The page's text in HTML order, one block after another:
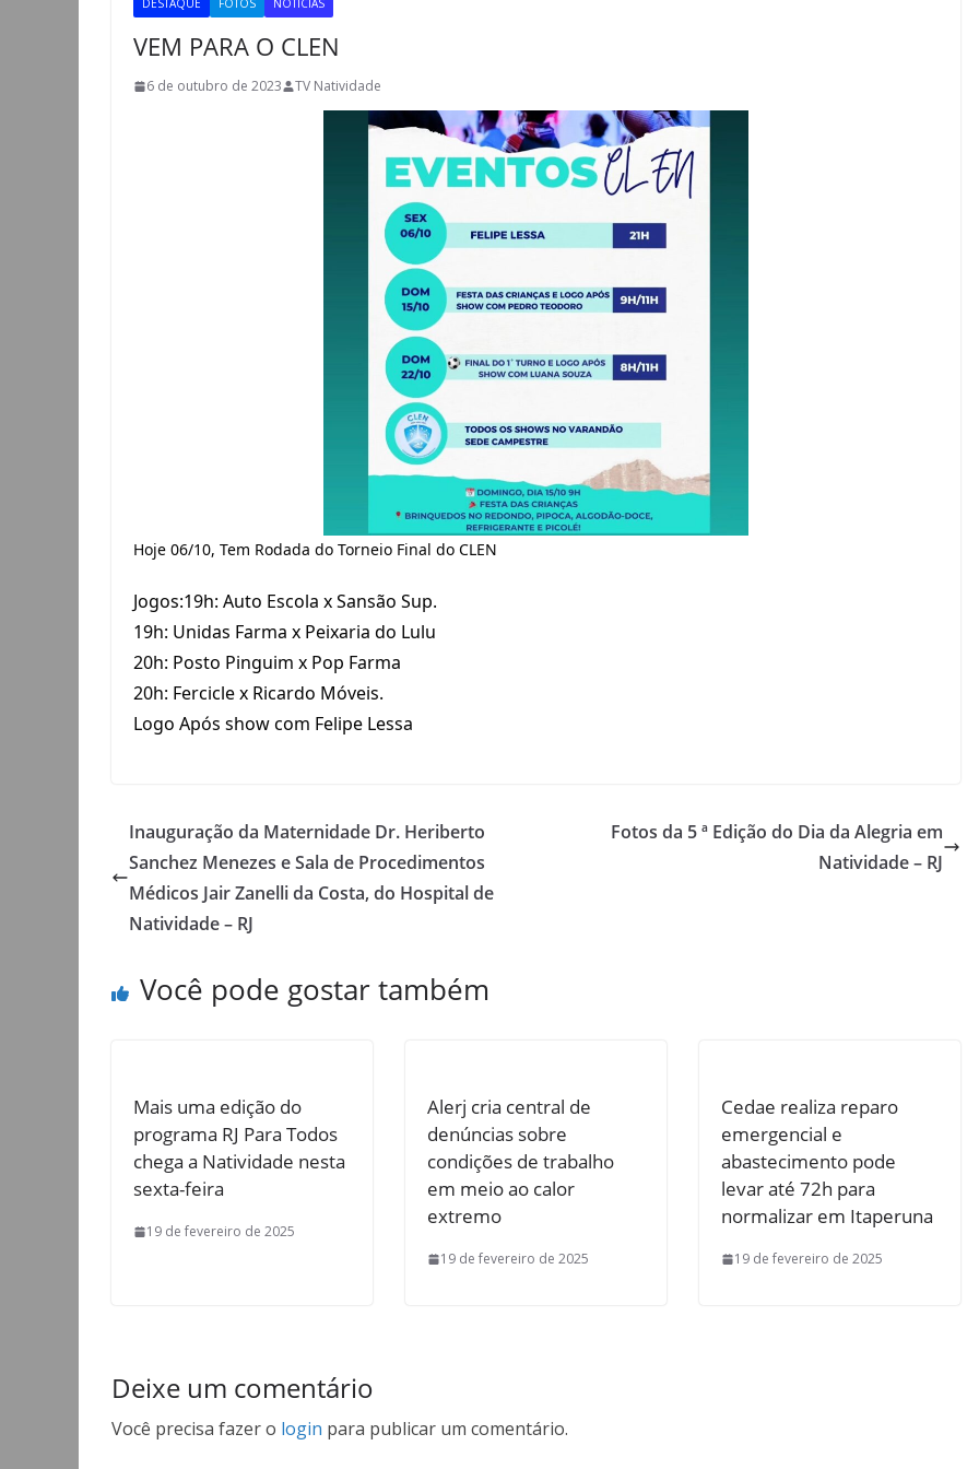
DESTAQUE FOTOS NOTÍCIAS
VEM PARA O CLEN
6 de outubro de 2023 TV Natividade
Hoje 06/10, Tem Rodada do Torneio Final do CLEN
Jogos:19h: Auto Escola x Sansão Sup.
19h: Unidas Farma x Peixaria do Lulu
20h: Posto Pinguim x Pop Farma
20h: Fercicle x Ricardo Móveis.
Logo Após show com Felipe Lessa
Inauguração da Maternidade Dr. Heriberto
Sanchez Menezes e Sala de Procedimentos
Médicos Jair Zanelli da Costa, do Hospital de
Natividade – RJ
Fotos da 5 ª Edição do Dia da Alegria em
Natividade – RJ
Você pode gostar também
Mais uma edição do
programa RJ Para Todos
chega a Natividade nesta
sexta-feira
19 de fevereiro de 2025
Alerj cria central de
denúncias sobre
condições de trabalho
em meio ao calor
extremo
19 de fevereiro de 2025
Cedae realiza reparo
emergencial e
abastecimento pode
levar até 72h para
normalizar em Itaperuna
19 de fevereiro de 2025
Deixe um comentário
Você precisa fazer o login para publicar um comentário.